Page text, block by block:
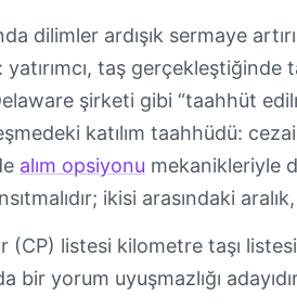
dilimler ardışık sermaye
taş gerçekleştiğinde
şirketi gibi “taahhüt
katılım taahhüdü:
alım opsiyonu mekanikleriyle
ikisi arasındaki
listesi kilometre taşı
bir yorum uyuşmazlığı